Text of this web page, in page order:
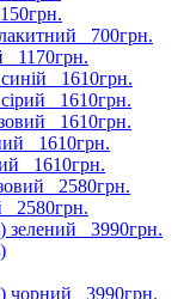
700грн.
1170грн.
1610грн.
1610грн.
1610грн.
1610грн.
1610грн.
2580грн.
2580грн.
зелений 3990грн.
чорний 3990грн.